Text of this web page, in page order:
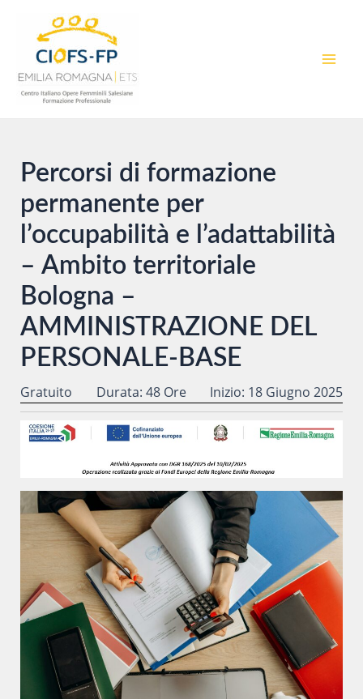
contenuto
Percorsi di formazione
permanente per
l’occupabilità e l’adattabilità
– Ambito territoriale
Bologna –
AMMINISTRAZIONE DEL
PERSONALE-BASE
Gratuito Durata: 48 Ore Inizio: 18 Giugno 2025